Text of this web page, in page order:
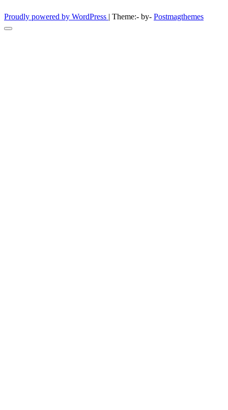
Proudly powered by WordPress | Theme:- by- Postmagthemes